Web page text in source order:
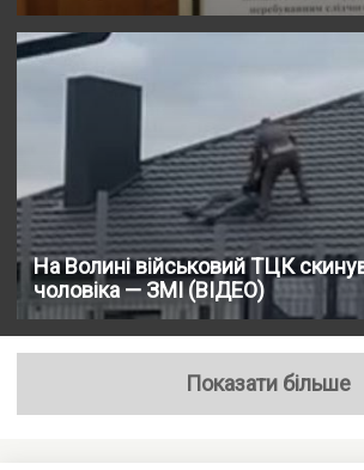
На Волині військовий ТЦК
чоловіка — ЗМІ (ВІДЕО)
Показати більше